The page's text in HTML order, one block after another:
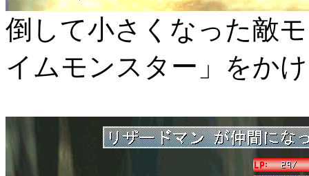
倒して小さくなった敵
イムモンスター」をか